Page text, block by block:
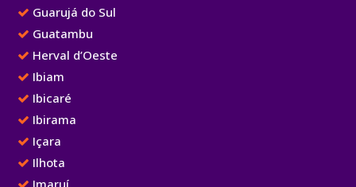
Guarujá do Sul
Guatambu
Herval d’Oeste
Ibiam
Ibicaré
Ibirama
Içara
Ilhota